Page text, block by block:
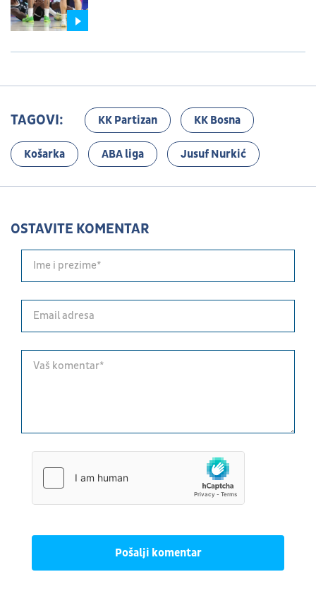
TAGOVI: KK Partizan KK Bosna
Košarka ABA liga Jusuf Nurkić
OSTAVITE KOMENTAR
Pošalji komentar